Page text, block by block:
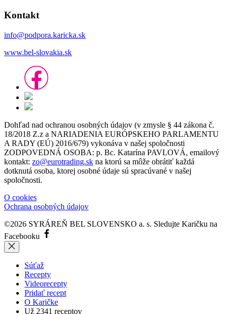
Kontakt
info@podpora.karicka.sk
www.bel-slovakia.sk
Dohľad nad ochranou osobných údajov (v zmysle § 44 zákona č.
18/2018 Z.z a NARIADENIA EURÓPSKEHO PARLAMENTU
A RADY (EÚ) 2016/679) vykonáva v našej spoločnosti
ZODPOVEDNÁ OSOBA: p. Bc. Katarína PAVLOVÁ, emailový
kontakt: zo@eurotrading.sk na ktorú sa môže obrátiť každá
dotknutá osoba, ktorej osobné údaje sú spracúvané v našej
spoločnosti.
O cookies
Ochrana osobných údajov
©2026 SYRÁREŇ BEL SLOVENSKO a. s. Sledujte Karičku na
Facebooku
Súťaž
Recepty
Videorecepty
Pridať recept
O Karičke
Už 2341 receptov